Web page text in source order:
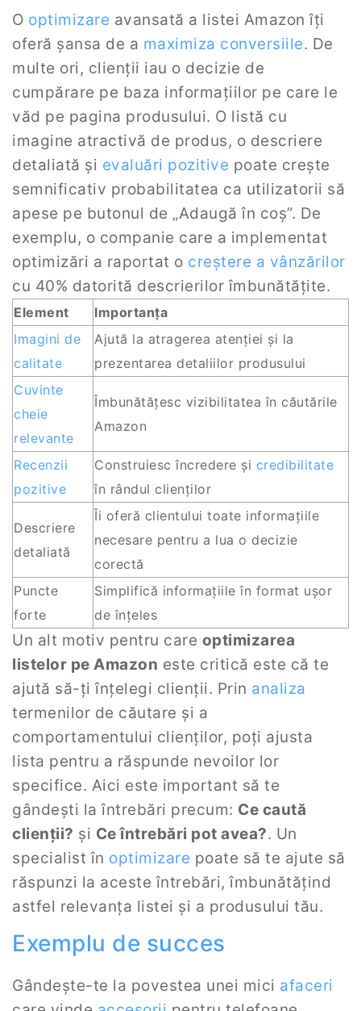
O optimizare avansată a listei Amazon îți
oferă șansa de a maximiza conversiile. De
multe ori, clienții iau o decizie de
cumpărare pe baza informațiilor pe care le
văd pe pagina produsului. O listă cu
imagine atractivă de produs, o descriere
detaliată și evaluări pozitive poate crește
semnificativ probabilitatea ca utilizatorii să
apese pe butonul de „Adaugă în coș”. De
exemplu, o companie care a implementat
optimizări a raportat o creștere a vânzărilor
cu 40% datorită descrierilor îmbunătățite.
Element
Importanța
Imagini de
calitate
Ajută la atragerea atenției și la
prezentarea detaliilor produsului
Cuvinte
cheie
relevante
Îmbunătățesc vizibilitatea în căutările
Amazon
Recenzii
pozitive
Construiesc încredere și credibilitate
în rândul clienților
Descriere
detaliată
Îi oferă clientului toate informațiile
necesare pentru a lua o decizie
corectă
Puncte
forte
Simplifică informațiile în format ușor
de înțeles
Un alt motiv pentru care optimizarea
listelor pe Amazon este critică este că te
ajută să-ți înțelegi clienții. Prin analiza
termenilor de căutare și a
comportamentului clienților, poți ajusta
lista pentru a răspunde nevoilor lor
specifice. Aici este important să te
gândești la întrebări precum: Ce caută
clienții? și Ce întrebări pot avea?. Un
specialist în optimizare poate să te ajute să
răspunzi la aceste întrebări, îmbunătățind
astfel relevanța listei și a produsului tău.
Exemplu de succes
Gândește-te la povestea unei mici afaceri